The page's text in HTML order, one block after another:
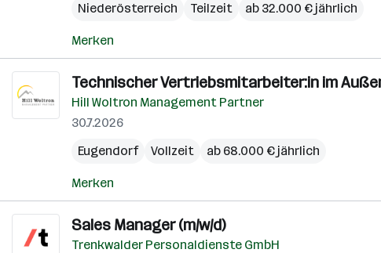
Niederösterreich
Teilzeit ab 32.000 € jährlich
Merken
Technischer Vertriebsmitarbeiter:in im
Hill Woltron Management Partner
30.7.2026
Eugendorf
Vollzeit ab 68.000 € jährlich
Merken
Sales Manager (m/w/d)
Trenkwalder Personaldienste GmbH